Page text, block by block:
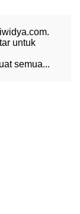
untuk
semua...